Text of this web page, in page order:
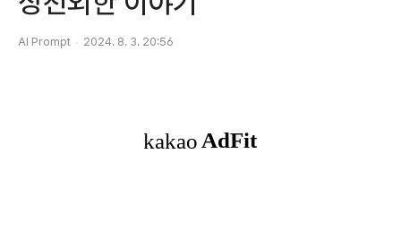
AI Prompt 2024. 8. 3. 20:56